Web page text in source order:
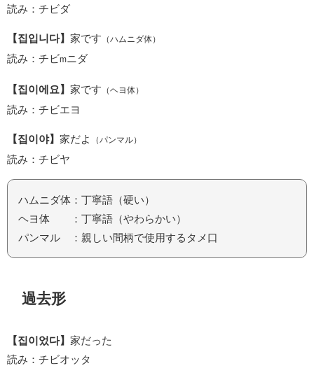
読み：チビダ
【집입니다】 家です （ハムニダ体）
読み：チビm ニダ
【집이에요】 家です （ヘヨ体）
読み：チビエヨ
【집이야】 家だよ （パンマル）
読み：チビヤ
ハムニダ体：丁寧語（硬い）
ヘヨ体 ：丁寧語（やわらかい）
パンマル ：親しい間柄で使用するタメ口
過去形
【집이었다】 家だった
読み：チビオッタ